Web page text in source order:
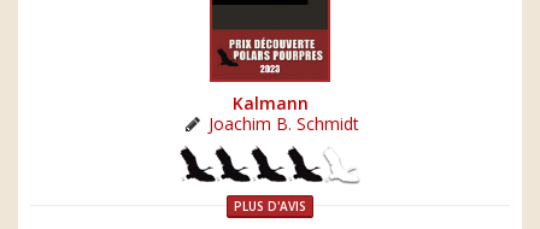
Kalmann
Joachim B. Schmidt
PLUS D'AVIS